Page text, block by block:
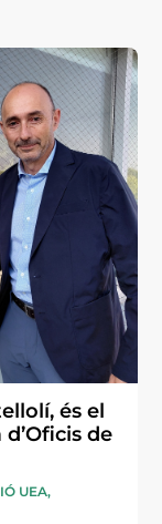
és el
de
UEA,